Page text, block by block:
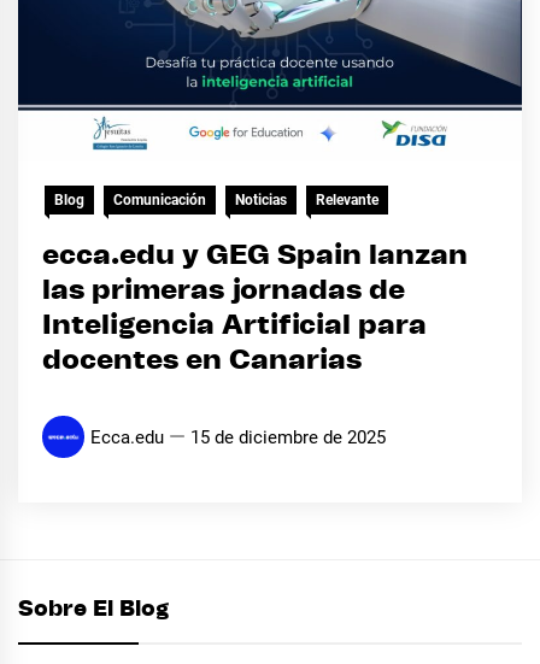
Blog Comunicación Noticias Relevante
ecca.edu y GEG Spain lanzan
las primeras jornadas de
Inteligencia Artificial para
docentes en Canarias
Ecca.edu 15 de diciembre de 2025
Sobre El Blog